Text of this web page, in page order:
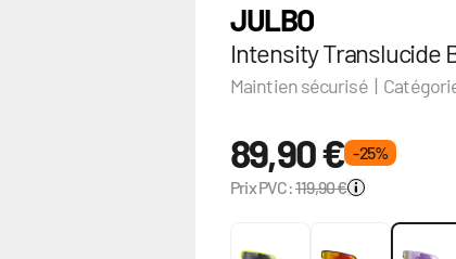
JULBO
Intensity Translucide
Maintien sécurisé |
89,90 € - 25 %
Prix PVC:119,90 €